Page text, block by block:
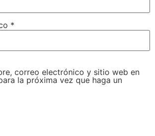
*
correo electrónico y sitio web en
la próxima vez que haga un